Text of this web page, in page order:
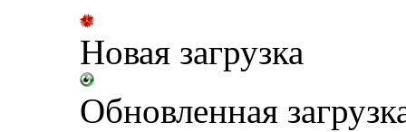
Новая загрузка
Обновленная